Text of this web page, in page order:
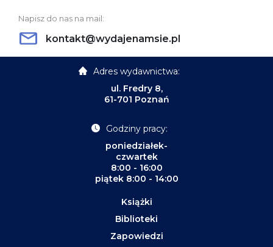
Napisz do nas na mail:
kontakt@wydajenamsie.pl
Adres wydawnictwa:
ul. Fredry 8,
61-701 Poznań
Godziny pracy:
poniedziałek-
czwartek
8:00 - 16:00
piątek 8:00 - 14:00
Książki
Biblioteki
Zapowiedzi